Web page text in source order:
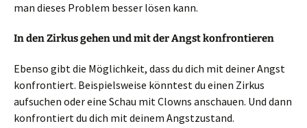
man dieses Problem besser lösen kann.
In den Zirkus gehen und mit der Angst konfrontieren
Ebenso gibt die Möglichkeit, dass du dich mit deiner Angst
konfrontiert. Beispielsweise könntest du einen Zirkus
aufsuchen oder eine Schau mit Clowns anschauen. Und dann
konfrontiert du dich mit deinem Angstzustand.